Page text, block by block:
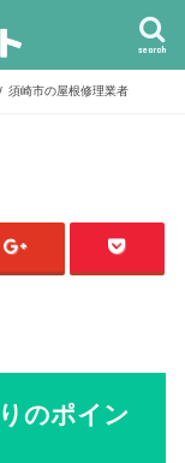
search
須崎市の屋根修理業者
のポイン